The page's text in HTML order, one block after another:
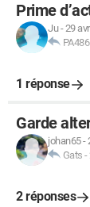
Prime
Ju-29
PA486
1 réponse
Garde
johan65-
Gats -
2 réponses